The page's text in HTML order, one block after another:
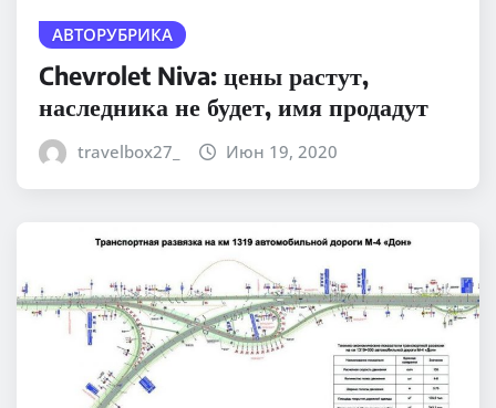
АВТОРУБРИКА
Chevrolet Niva: цены растут,
наследника не будет, имя продадут
travelbox27_ Июн 19, 2020